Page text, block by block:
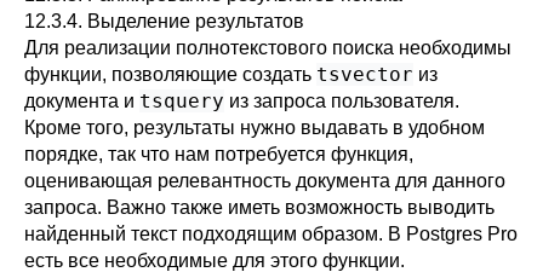
12.3.4. Выделение результатов
Для реализации полнотекстового поиска необходимы
функции, позволяющие создать tsvector из
документа и tsquery из запроса пользователя.
Кроме того, результаты нужно выдавать в удобном
порядке, так что нам потребуется функция,
оценивающая релевантность документа для данного
запроса. Важно также иметь возможность выводить
найденный текст подходящим образом. В Postgres Pro
есть все необходимые для этого функции.